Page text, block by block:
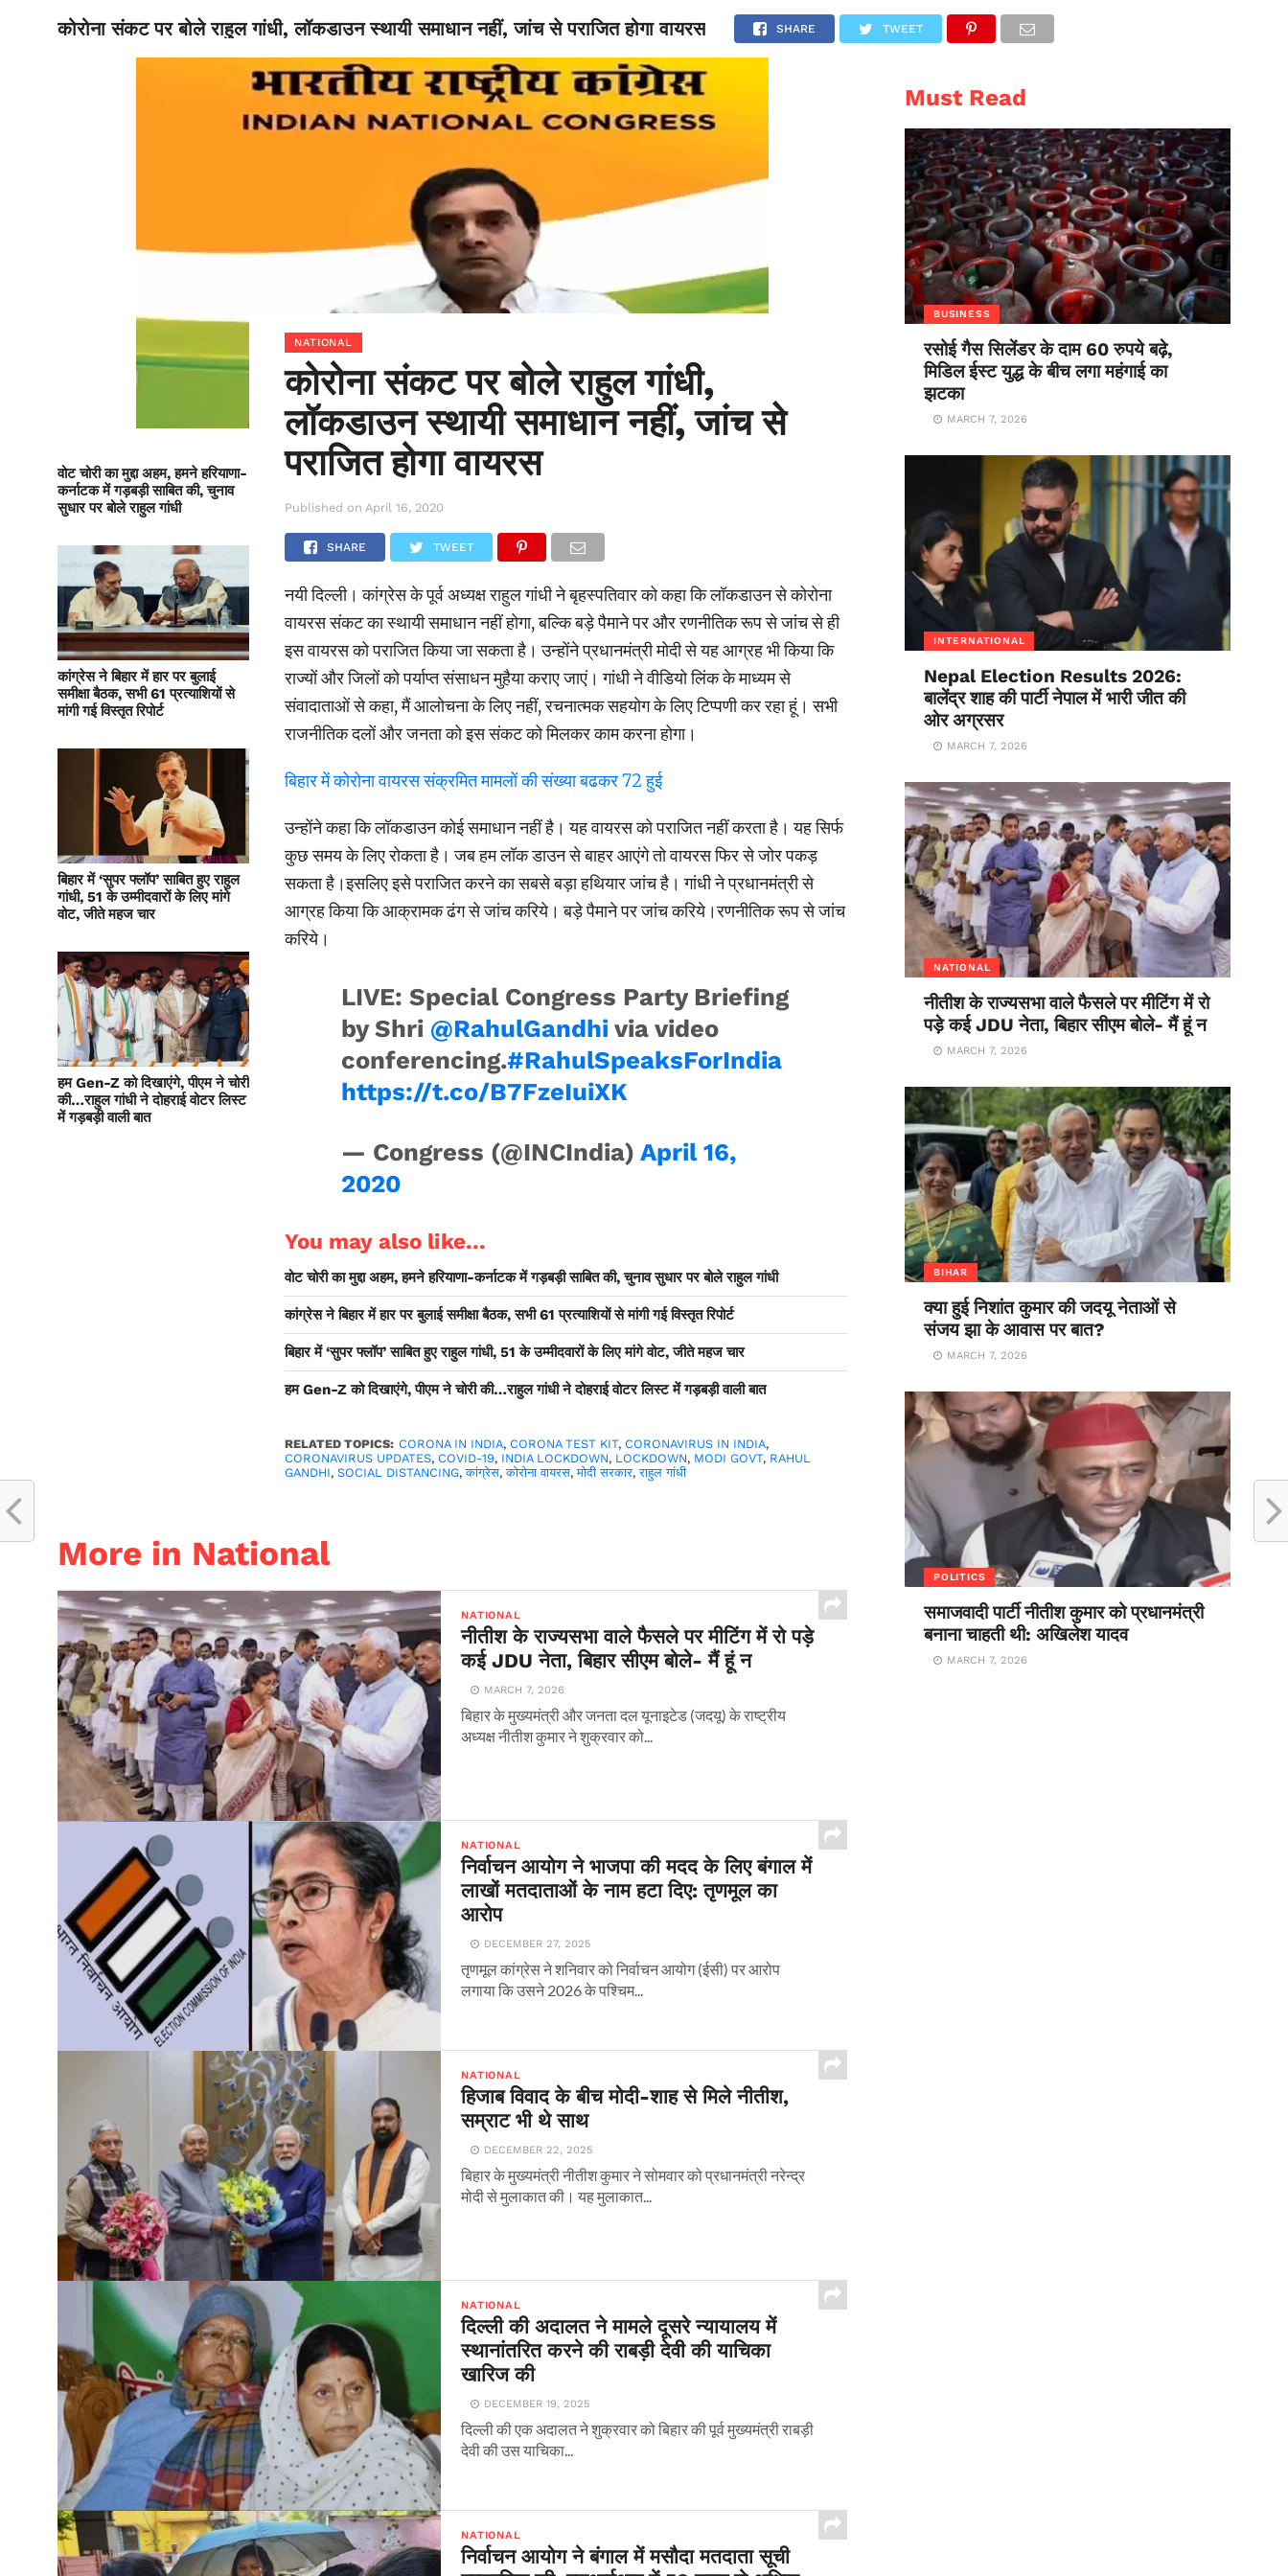
BIHAR NATIONAL SPORTS SCIENCE POLITICS INTERNATIONAL ENTERTAINMENT
कोरोना संकट पर बोले राहुल गांधी, लॉकडाउन स्थायी समाधान नहीं, जांच से पराजित होगा वायरस SHARE TWEET
वोट चोरी का मुद्दा अहम, हमने हरियाणा-
कर्नाटक में गड़बड़ी साबित की, चुनाव
सुधार पर बोले राहुल गांधी
कांग्रेस ने बिहार में हार पर बुलाई
समीक्षा बैठक, सभी 61 प्रत्याशियों से
मांगी गई विस्तृत रिपोर्ट
बिहार में ‘सुपर फ्लॉप’ साबित हुए राहुल
गांधी, 51 के उम्मीदवारों के लिए मांगे
वोट, जीते महज चार
हम Gen-Z को दिखाएंगे, पीएम ने चोरी
की…राहुल गांधी ने दोहराई वोटर लिस्ट
में गड़बड़ी वाली बात
NATIONAL
कोरोना संकट पर बोले राहुल गांधी,
लॉकडाउन स्थायी समाधान नहीं, जांच से
पराजित होगा वायरस
Published on April 16, 2020
SHARE TWEET
नयी दिल्ली। कांग्रेस के पूर्व अध्यक्ष राहुल गांधी ने बृहस्पतिवार को कहा कि लॉकडाउन से कोरोना
वायरस संकट का स्थायी समाधान नहीं होगा, बल्कि बड़े पैमाने पर और रणनीतिक रूप से जांच से ही
इस वायरस को पराजित किया जा सकता है। उन्होंने प्रधानमंत्री मोदी से यह आग्रह भी किया कि
राज्यों और जिलों को पर्याप्त संसाधन मुहैया कराए जाएं। गांधी ने वीडियो लिंक के माध्यम से
संवादाताओं से कहा, मैं आलोचना के लिए नहीं, रचनात्मक सहयोग के लिए टिप्पणी कर रहा हूं। सभी
राजनीतिक दलों और जनता को इस संकट को मिलकर काम करना होगा।
बिहार में कोरोना वायरस संक्रमित मामलों की संख्या बढकर 72 हुई
उन्होंने कहा कि लॉकडाउन कोई समाधान नहीं है। यह वायरस को पराजित नहीं करता है। यह सिर्फ
कुछ समय के लिए रोकता है। जब हम लॉक डाउन से बाहर आएंगे तो वायरस फिर से जोर पकड़
सकता है।इसलिए इसे पराजित करने का सबसे बड़ा हथियार जांच है। गांधी ने प्रधानमंत्री से
आग्रह किया कि आक्रामक ढंग से जांच करिये। बड़े पैमाने पर जांच करिये।रणनीतिक रूप से जांच
करिये।
LIVE: Special Congress Party Briefing
by Shri @RahulGandhi via video
conferencing.#RahulSpeaksForIndia
https://t.co/B7FzeIuiXK
— Congress (@INCIndia)April 16,
2020
You may also like...
वोट चोरी का मुद्दा अहम, हमने हरियाणा-कर्नाटक में गड़बड़ी साबित की, चुनाव सुधार पर बोले राहुल गांधी
कांग्रेस ने बिहार में हार पर बुलाई समीक्षा बैठक, सभी 61 प्रत्याशियों से मांगी गई विस्तृत रिपोर्ट
बिहार में ‘सुपर फ्लॉप’ साबित हुए राहुल गांधी, 51 के उम्मीदवारों के लिए मांगे वोट, जीते महज चार
हम Gen-Z को दिखाएंगे, पीएम ने चोरी की…राहुल गांधी ने दोहराई वोटर लिस्ट में गड़बड़ी वाली बात
RELATED TOPICS: CORONA IN INDIA,CORONA TEST KIT,CORONAVIRUS IN INDIA,
CORONAVIRUS UPDATES,COVID-19, INDIA LOCKDOWN, LOCKDOWN, MODI GOVT, RAHUL
GANDHI,SOCIAL DISTANCING,कांग्रेस,कोरोना वायरस,मोदी सरकार,राहुल गांधी
More in National
NATIONAL
नीतीश के राज्यसभा वाले फैसले पर मीटिंग में रो पड़े
कई JDU नेता, बिहार सीएम बोले- मैं हूं न
MARCH 7, 2026
बिहार के मुख्यमंत्री और जनता दल यूनाइटेड (जदयू) के राष्ट्रीय
अध्यक्ष नीतीश कुमार ने शुक्रवार को...
NATIONAL
निर्वाचन आयोग ने भाजपा की मदद के लिए बंगाल में
लाखों मतदाताओं के नाम हटा दिए: तृणमूल का
आरोप
DECEMBER 27, 2025
तृणमूल कांग्रेस ने शनिवार को निर्वाचन आयोग (ईसी) पर आरोप
लगाया कि उसने 2026 के पश्चिम...
NATIONAL
हिजाब विवाद के बीच मोदी-शाह से मिले नीतीश,
सम्राट भी थे साथ
DECEMBER 22, 2025
बिहार के मुख्यमंत्री नीतीश कुमार ने सोमवार को प्रधानमंत्री नरेन्द्र
मोदी से मुलाकात की। यह मुलाकात...
NATIONAL
दिल्ली की अदालत ने मामले दूसरे न्यायालय में
स्थानांतरित करने की राबड़ी देवी की याचिका
खारिज की
DECEMBER 19, 2025
दिल्ली की एक अदालत ने शुक्रवार को बिहार की पूर्व मुख्यमंत्री राबड़ी
देवी की उस याचिका...
NATIONAL
निर्वाचन आयोग ने बंगाल में मसौदा मतदाता सूची
Must Read
BUSINESS
रसोई गैस सिलेंडर के दाम 60 रुपये बढ़े,
मिडिल ईस्ट युद्ध के बीच लगा महंगाई का
झटका
MARCH 7, 2026
INTERNATIONAL
Nepal Election Results 2026:
बालेंद्र शाह की पार्टी नेपाल में भारी जीत की
ओर अग्रसर
MARCH 7, 2026
NATIONAL
नीतीश के राज्यसभा वाले फैसले पर मीटिंग में रो
पड़े कई JDU नेता, बिहार सीएम बोले- मैं हूं न
MARCH 7, 2026
BIHAR
क्या हुई निशांत कुमार की जदयू नेताओं से
संजय झा के आवास पर बात?
MARCH 7, 2026
POLITICS
समाजवादी पार्टी नीतीश कुमार को प्रधानमंत्री
बनाना चाहती थी: अखिलेश यादव
MARCH 7, 2026